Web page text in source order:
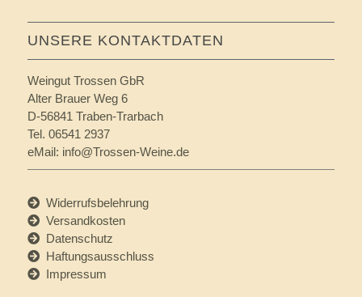
UNSERE KONTAKTDATEN
Weingut Trossen GbR
Alter Brauer Weg 6
D-56841 Traben-Trarbach
Tel. 06541 2937
eMail: info@Trossen-Weine.de
Widerrufsbelehrung
Versandkosten
Datenschutz
Haftungsausschluss
Impressum